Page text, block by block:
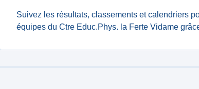
Suivez les résultats, classements et calendriers
équipes du Ctre Educ.Phys. la Ferte Vidame